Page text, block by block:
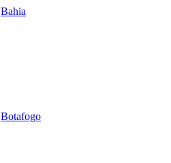
Bahia
Botafogo